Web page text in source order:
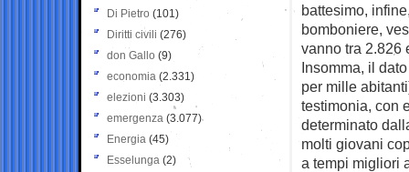
battesimo,
bomboniere,
vanno tra 2.826
Insomma, il
per mille
testimonia, con
determinato
molti giovani
a tempi migliori
Di Pietro (101)
Diritti civili (276)
don Gallo (9)
economia (2.331)
elezioni (3.303)
emergenza (3.077)
Energia (45)
Esselunga (2)